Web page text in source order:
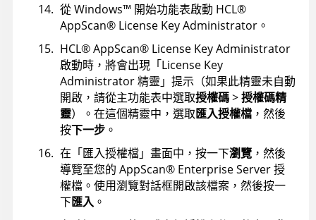
從Windows™ 開始功能表啟動 HCL®
AppScan® License Key Administrator 。
HCL®AppScan® License Key Administrator
啟動時，將會出現「License Key
Administrator 精靈」提示（如果此精靈未自動
開啟，請從主功能表中選取授權碼>授權碼精
靈）。在這個精靈中，選取匯入授權檔 ，然後
按下一步 。
在「匯入授權檔」畫面中，按一下瀏覽 ，然後
導覽至您的 AppScan® Enterprise Server授
權檔。使用瀏覽對話框開啟該檔案，然後按一
下匯入 。